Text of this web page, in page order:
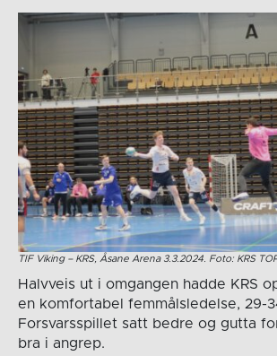
TIF Viking – KRS, Åsane Arena 3.3.2024. Foto: KRS
Halvveis ut i omgangen hadde KRS
en komfortabel femmålsledelse, 29-
Forsvarsspillet satt bedre og gutta
bra i angrep.